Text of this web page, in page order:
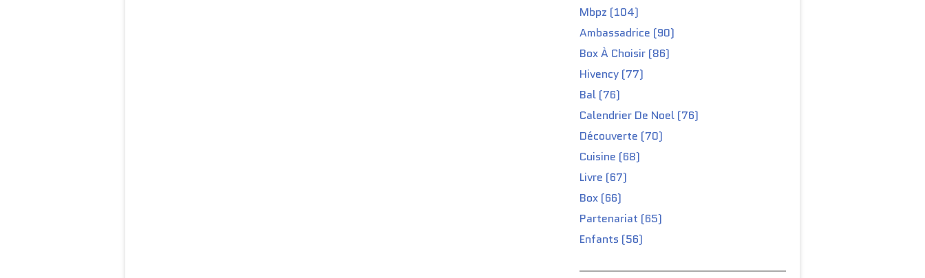
Mbpz (104)
Ambassadrice (90)
Box À Choisir (86)
Hivency (77)
Bal (76)
Calendrier De Noel (76)
Découverte (70)
Cuisine (68)
Livre (67)
Box (66)
Partenariat (65)
Enfants (56)